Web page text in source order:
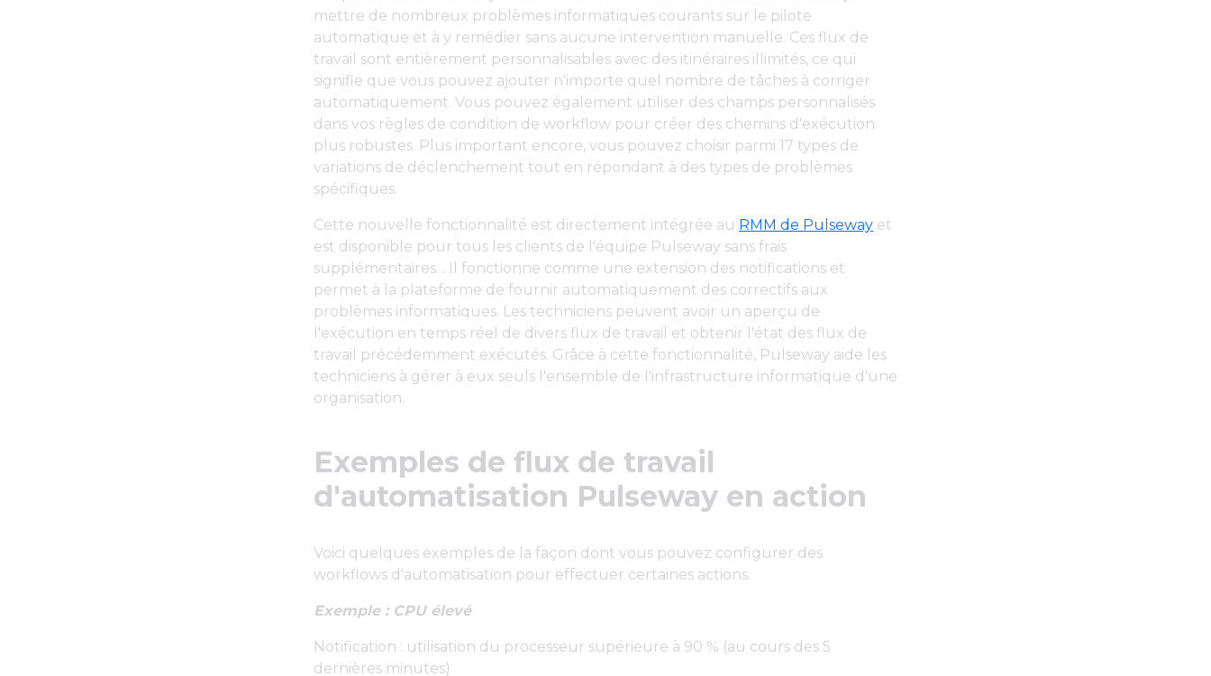
mettre de nombreux problèmes informatiques courants sur le pilote
automatique et à y remédier sans aucune intervention manuelle. Ces flux de
travail sont entièrement personnalisables avec des itinéraires illimités, ce qui
signifie que vous pouvez ajouter n'importe quel nombre de tâches à corriger
automatiquement. Vous pouvez également utiliser des champs personnalisés
dans vos règles de condition de workflow pour créer des chemins d'exécution
plus robustes. Plus important encore, vous pouvez choisir parmi 17 types de
variations de déclenchement tout en répondant à des types de problèmes
spécifiques.
Cette nouvelle fonctionnalité est directement intégrée au RMM de Pulseway et
est disponible pour tous les clients de l'équipe Pulseway sans frais
supplémentaires. . Il fonctionne comme une extension des notifications et
permet à la plateforme de fournir automatiquement des correctifs aux
problèmes informatiques. Les techniciens peuvent avoir un aperçu de
l'exécution en temps réel de divers flux de travail et obtenir l'état des flux de
travail précédemment exécutés. Grâce à cette fonctionnalité, Pulseway aide les
techniciens à gérer à eux seuls l'ensemble de l'infrastructure informatique d'une
organisation.
Exemples de flux de travail
d'automatisation Pulseway en action
Voici quelques exemples de la façon dont vous pouvez configurer des
workflows d'automatisation pour effectuer certaines actions.
Exemple : CPU élevé
Notification : utilisation du processeur supérieure à 90 % (au cours des 5
dernières minutes)